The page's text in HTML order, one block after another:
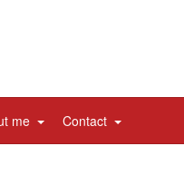
me expandContact expand